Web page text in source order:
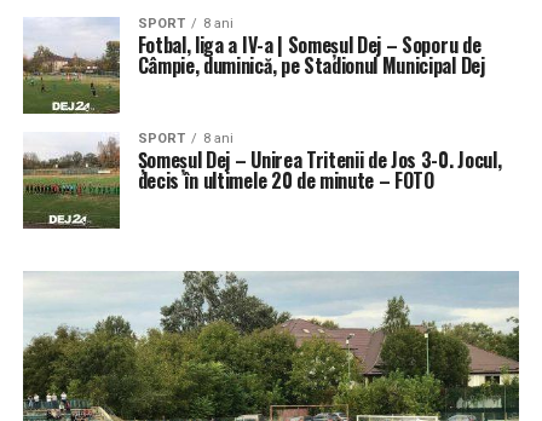
SPORT 8 ani
Fotbal, liga a IV-a | Someșul Dej – Soporu de
Câmpie, duminică, pe Stadionul Municipal Dej
SPORT 8 ani
Șomeșul Dej – Unirea Tritenii de Jos 3-0. Jocul,
decis în ultimele 20 de minute – FOTO